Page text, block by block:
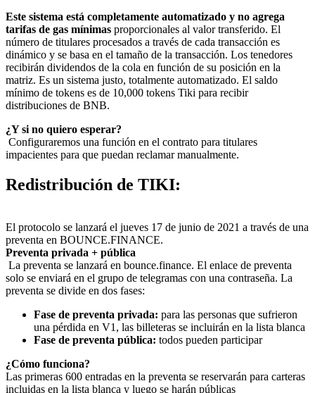
Este sistema está completamente automatizado y no agrega
tarifas de gas mínimas proporcionales al valor transferido. El
número de titulares procesados ​​a través de cada transacción es
dinámico y se basa en el tamaño de la transacción. Los tenedores
recibirán dividendos de la cola en función de su posición en la
matriz. Es un sistema justo, totalmente automatizado. El saldo
mínimo de tokens es de 10,000 tokens Tiki para recibir
distribuciones de BNB.
¿Y si no quiero esperar?
‍ Configuraremos una función en el contrato para titulares
impacientes para que puedan reclamar manualmente.
Redistribución de TIKI:
‍El protocolo se lanzará el jueves 17 de junio de 2021 a través de una
preventa en BOUNCE.FINANCE.
Preventa privada + pública
‍ La preventa se lanzará en bounce.finance. El enlace de preventa
solo se enviará en el grupo de telegramas con una contraseña. La
preventa se divide en dos fases:
Fase de preventa privada: para las personas que sufrieron
una pérdida en V1, las billeteras se incluirán en la lista blanca
Fase de preventa pública: todos pueden participar
¿Cómo funciona?
‍Las primeras 600 entradas en la preventa se reservarán para carteras
incluidas en la lista blanca y luego se harán públicas